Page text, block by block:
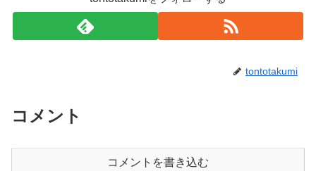
tontotakumi
コメント
コメントを書き込む